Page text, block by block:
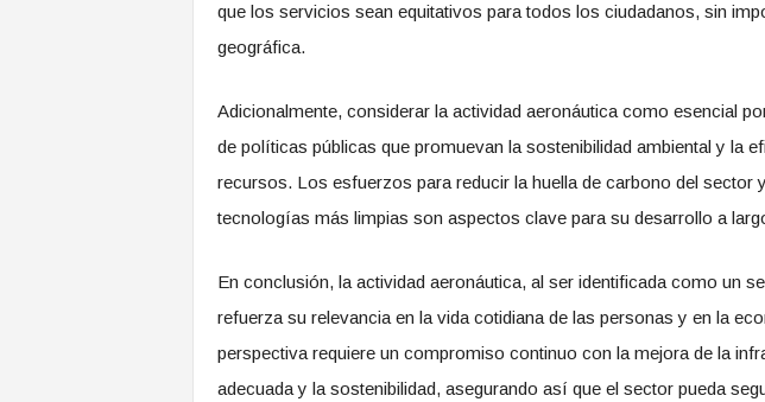
que los servicios sean equitativos para todos los ciudadanos, sin
geográfica.
Adicionalmente, considerar la actividad aeronáutica como esencial
de políticas públicas que promuevan la sostenibilidad ambiental y la
recursos. Los esfuerzos para reducir la huella de carbono del sector
tecnologías más limpias son aspectos clave para su desarrollo a
En conclusión, la actividad aeronáutica, al ser identificada como un
refuerza su relevancia en la vida cotidiana de las personas y en la
perspectiva requiere un compromiso continuo con la mejora de la
adecuada y la sostenibilidad, asegurando así que el sector pueda